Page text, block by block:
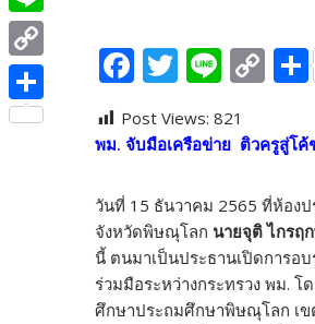
F
e
o
o
k
T
itt
Li
e
C
p
y
Li
n
k
Post Views: 821
พม. จับมือเครือข่าย ติวครูสู่โ
วันที่ 15 ธันวาคม 2565 ที่ห้อง
จังหวัดพิษณุโลก นายจุติ ไกรฤ
นี้ ตนมาเป็นประธานเปิดการอ
ร่วมมือระหว่างกระทรวง พม.
ศึกษาประถมศึกษาพิษณุโลก เข
c
e
b
o
w
i
t
t
L
i
n
C
o
S